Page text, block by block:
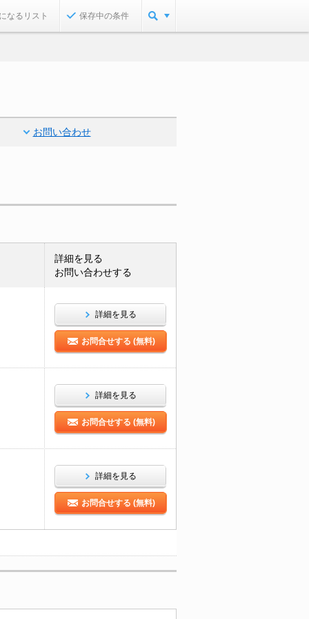
なるリスト 保存中の条件
お問い合わせ
詳細を見る
お問い合わせする
詳細を見る
お問合せする (無料)
詳細を見る
お問合せする (無料)
詳細を見る
お問合せする (無料)